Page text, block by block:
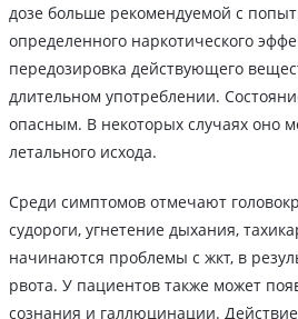
дозе больше рекомендуемой с
определенного наркотического
передозировка действующего
длительном употреблении.
опасным. В некоторых случаях оно
летального исхода.
Среди симптомов отмечают
судороги, угнетение дыхания,
начинаются проблемы с жкт, в
рвота. У пациентов также может
сознания и галлюцинации.